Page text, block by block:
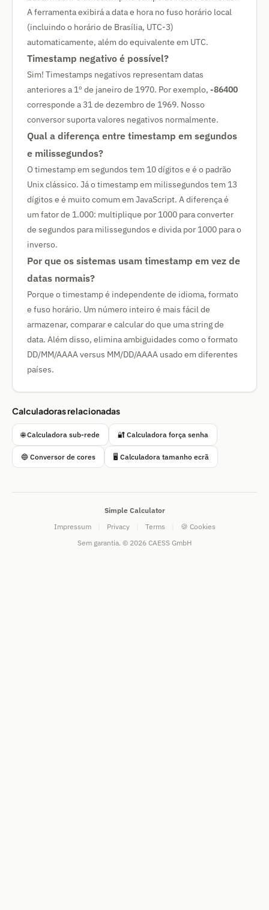
A ferramenta exibirá a data e hora no fuso horário local
(incluindo o horário de Brasília, UTC-3)
automaticamente, além do equivalente em UTC.
Timestamp negativo é possível?
Sim! Timestamps negativos representam datas
anteriores a 1º de janeiro de 1970. Por exemplo, -86400
corresponde a 31 de dezembro de 1969. Nosso
conversor suporta valores negativos normalmente.
Qual a diferença entre timestamp em segundos
e milissegundos?
O timestamp em segundos tem 10 dígitos e é o padrão
Unix clássico. Já o timestamp em milissegundos tem 13
dígitos e é muito comum em JavaScript. A diferença é
um fator de 1.000: multiplique por 1000 para converter
de segundos para milissegundos e divida por 1000 para o
inverso.
Por que os sistemas usam timestamp em vez de
datas normais?
Porque o timestamp é independente de idioma, formato
e fuso horário. Um número inteiro é mais fácil de
armazenar, comparar e calcular do que uma string de
data. Além disso, elimina ambiguidades como o formato
DD/MM/AAAA versus MM/DD/AAAA usado em diferentes
países.
Calculadoras relacionadas
🌐 Calculadora sub-rede 🔐 Calculadora força senha
🔵 Conversor de cores 🖥️ Calculadora tamanho ecrã
Simple Calculator
Impressum
Privacy Terms
🍪 Cookies
Sem garantia. © 2026 CAESS GmbH